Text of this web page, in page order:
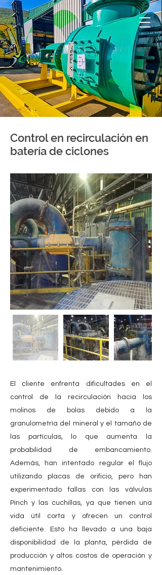
Control en recirculación en
batería de ciclones
El cliente enfrenta dificultades en el
control de la recirculación hacia los
molinos de bolas debido a la
granulometría del mineral y el tamaño de
las partículas, lo que aumenta la
probabilidad de embancamiento.
Además, han intentado regular el flujo
utilizando placas de orificio, pero han
experimentado fallas con las válvulas
Pinch y las cuchillas, ya que tienen una
vida útil corta y ofrecen un control
deficiente. Esto ha llevado a una baja
disponibilidad de la planta, pérdida de
producción y altos costos de operación y
mantenimiento.